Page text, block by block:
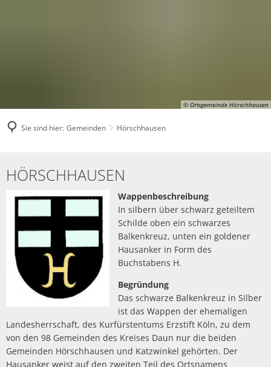
© Ortsgemeinde Hörschhausen
Sie sind hier: Gemeinden Hörschhausen
Hörschhausen
HÖRSCHHAUSEN
Wappenbeschreibung
In silbern über schwarz geteiltem
Schilde oben ein schwarzes
Balkenkreuz, unten ein goldener
Hausanker in Form des
Buchstabens H.
Begründung
Das schwarze Balkenkreuz in Silber
ist das Wappen der ehemaligen
Landesherrschaft, des Kurfürstentums Erzstift Köln, zu dem
von den 98 Gemeinden des Kreises Daun nur die beiden
Gemeinden Hörschhausen und Katzwinkel gehörten. Der
Hausanker weist auf den zweiten Teil des Ortsnamens